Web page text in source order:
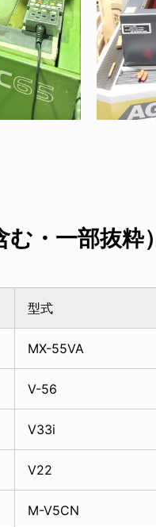
・一部抜粋）
型式
MX-55VA
V-56
V33i
V22
M-V5CN